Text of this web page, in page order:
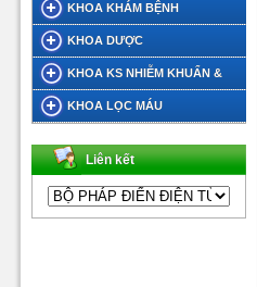
KHOA KHÁM BỆNH
KHOA DƯỢC
KHOA KS NHIỄM KHUẨN &
DINH DƯỠNG TIẾT CHẾ
KHOA LỌC MÁU
Liên kết